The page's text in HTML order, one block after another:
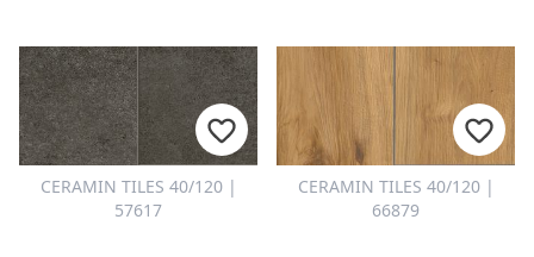
CERAMIN TILES 40/120 |
57617
CERAMIN TILES 40/120 |
66879